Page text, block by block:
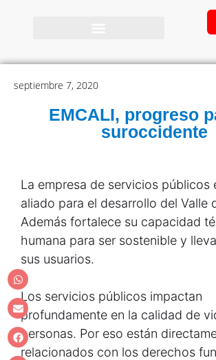
septiembre 7, 2020
EMCALI, progreso
suroccidente
La empresa de servicios públicos
aliado para el desarrollo del Valle
Además fortalece su capacidad
humana para ser sostenible y
sus usuarios.
Los servicios públicos impactan
profundamente en la calidad de
personas. Por eso están
relacionados con los derechos